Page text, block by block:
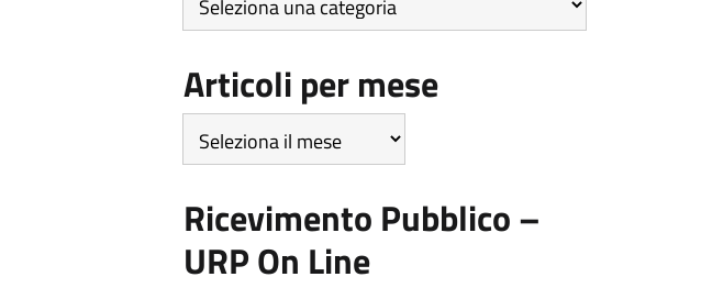
per
Articoli per mese
Articoli
per
Ricevimento Pubblico –
URP On Line